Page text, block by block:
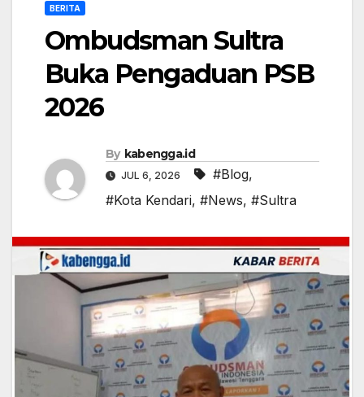
BERITA
Ombudsman Sultra
Buka Pengaduan PSB
2026
By kabengga.id
JUL 6, 2026 #Blog,
#Kota Kendari, #News, #Sultra